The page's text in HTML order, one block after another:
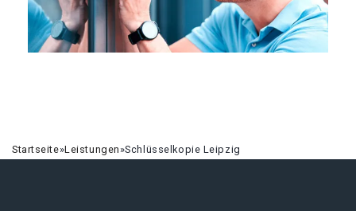
Startseite»Leistungen»Schlüsselkopie Leipzig